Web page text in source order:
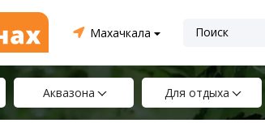
Махачкала
Аквазона Для отдыха